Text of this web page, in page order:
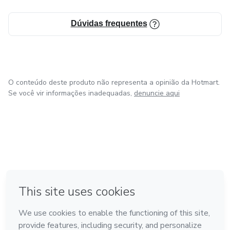
diferença!
Dúvidas frequentes
O conteúdo deste produto não representa a opinião da Hotmart.
Se você vir informações inadequadas, denuncie aqui
Feito com ❤ em Bogotá